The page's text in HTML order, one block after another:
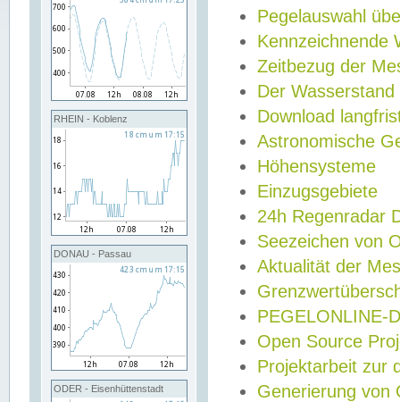
RHEIN - Koblenz
DONAU - Passau
ODER - Eisenhüttenstadt
Pegelauswahl
Kennzeichnende
Zeitbezug der
Der Wasserstand
Download
Astronomische
Höhensysteme
Einzugsgebiete
24h Regenradar
Seezeichen von
Aktualität der
PEGELONLINE-
Open Source
Projektarbeit zur
Generierung von